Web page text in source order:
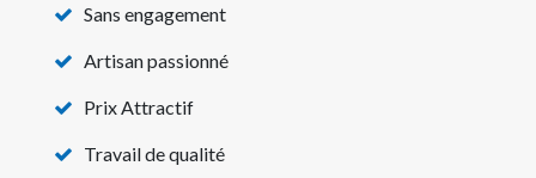
Sans engagement
Artisan passionné
Prix Attractif
Travail de qualité